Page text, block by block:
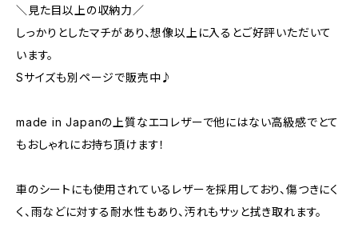
＼見た目以上の収納力／
しっかりとしたマチがあり、想像以上に入るとご好評いただいて
います。
Sサイズも別ページで販売中♪
made in Japanの上質なエコレザーで他にはない高級感でとて
もおしゃれにお持ち頂けます！
車のシートにも使用されているレザーを採用しており、傷つきにく
く、雨などに対する耐水性もあり、汚れもサッと拭き取れます。